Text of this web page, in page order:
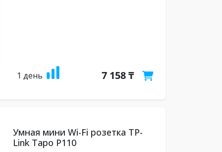
1 день 7 158 ₸
Умная мини Wi-Fi розетка TP-
Link Tapo P110